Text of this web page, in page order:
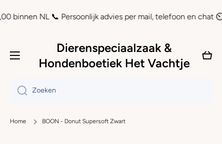
Doorgaan naar artikel
NL 📞 Persoonlijk advies per mail, telefoon en chat ⏲
Dierenspeciaalzaak &
Hondenboetiek Het Vachtje
Zoeken
Home BOON - Donut Supersoft Zwart